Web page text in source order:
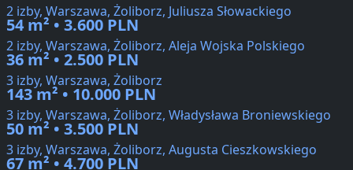
2 izby, Warszawa, Żoliborz, Juliusza Słowackiego
54 m² • 3.600 PLN
2 izby, Warszawa, Żoliborz, Aleja Wojska Polskiego
36 m² • 2.500 PLN
3 izby, Warszawa, Żoliborz
143 m² • 10.000 PLN
3 izby, Warszawa, Żoliborz, Władysława Broniewskiego
50 m² • 3.500 PLN
3 izby, Warszawa, Żoliborz, Augusta Cieszkowskiego
67 m² • 4.700 PLN